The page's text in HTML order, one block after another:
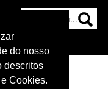
do nosso
descritos
Cookies.